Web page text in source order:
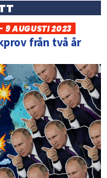
9 AUGUSTI 2023
från två år